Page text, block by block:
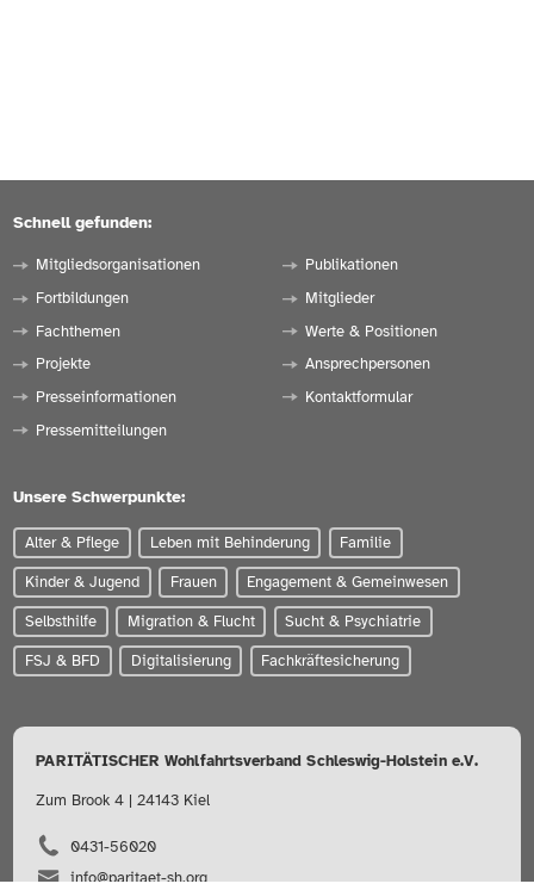
Schnell gefunden:
Mitgliedsorganisationen
Fortbildungen
Fachthemen
Projekte
Presseinformationen
Pressemitteilungen
Publikationen
Mitglieder
Werte & Positionen
Ansprechpersonen
Kontaktformular
Unsere Schwerpunkte:
Alter & Pflege Leben mit Behinderung Familie
Kinder & Jugend Frauen Engagement & Gemeinwesen
Selbsthilfe Migration & Flucht Sucht & Psychiatrie
FSJ & BFD Digitalisierung Fachkräftesicherung
PARITÄTISCHER Wohlfahrtsverband Schleswig-Holstein e.V.
Zum Brook 4 | 24143 Kiel
0431-56020
info@paritaet-sh.org